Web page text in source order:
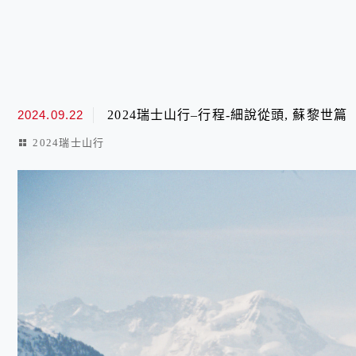
2024.09.22 2024瑞士山行–行程-細說從頭, 蘇黎世篇
2024瑞士山行